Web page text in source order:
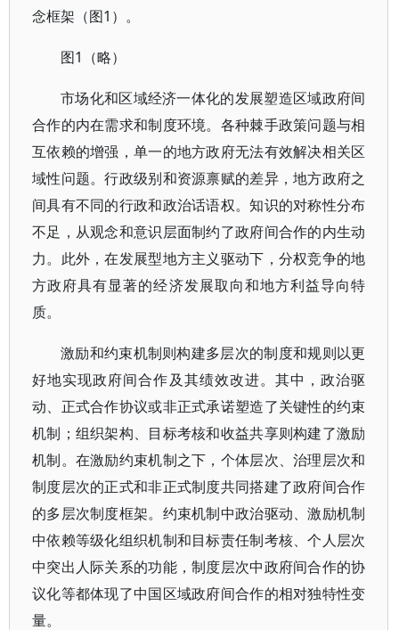
念框架（图1）。
图1（略）
市场化和区域经济一体化的发展塑造区域政府间
合作的内在需求和制度环境。各种棘手政策问题与相
互依赖的增强，单一的地方政府无法有效解决相关区
域性问题。行政级别和资源禀赋的差异，地方政府之
间具有不同的行政和政治话语权。知识的对称性分布
不足，从观念和意识层面制约了政府间合作的内生动
力。此外，在发展型地方主义驱动下，分权竞争的地
方政府具有显著的经济发展取向和地方利益导向特
质。
激励和约束机制则构建多层次的制度和规则以更
好地实现政府间合作及其绩效改进。其中，政治驱
动、正式合作协议或非正式承诺塑造了关键性的约束
机制；组织架构、目标考核和收益共享则构建了激励
机制。在激励约束机制之下，个体层次、治理层次和
制度层次的正式和非正式制度共同搭建了政府间合作
的多层次制度框架。约束机制中政治驱动、激励机制
中依赖等级化组织机制和目标责任制考核、个人层次
中突出人际关系的功能，制度层次中政府间合作的协
议化等都体现了中国区域政府间合作的相对独特性变
量。